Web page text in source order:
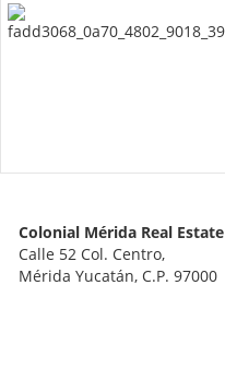
Colonial Mérida Real Estate
Calle 52 Col. Centro,
Mérida Yucatán, C.P. 97000